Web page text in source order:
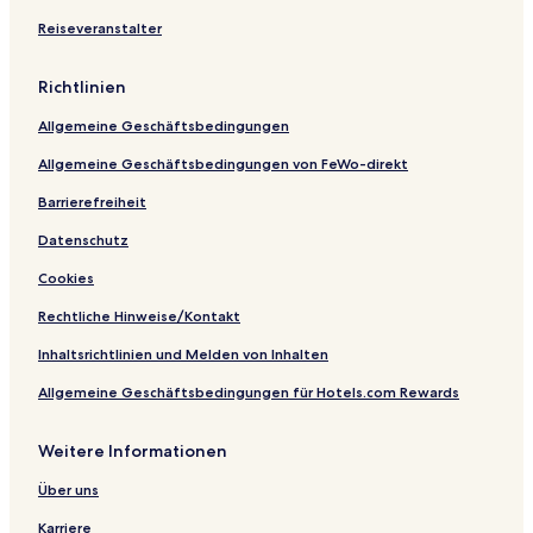
p
Reiseveranstalter
Richtlinien
Allgemeine Geschäftsbedingungen
Allgemeine Geschäftsbedingungen von FeWo-direkt
Barrierefreiheit
Datenschutz
Cookies
Rechtliche Hinweise/Kontakt
Inhaltsrichtlinien und Melden von Inhalten
Allgemeine Geschäftsbedingungen für Hotels.com Rewards
Weitere Informationen
Über uns
Karriere